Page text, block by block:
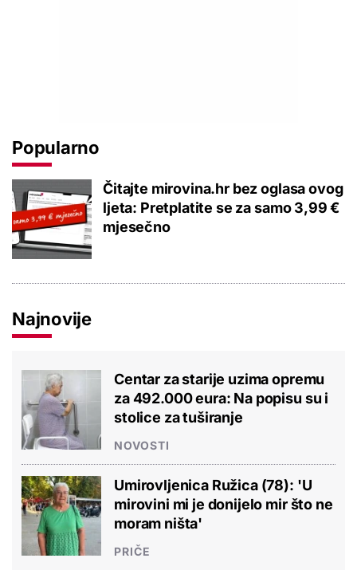
Popularno
Čitajte mirovina.hr bez oglasa ovog
ljeta: Pretplatite se za samo 3,99 €
mjesečno
Najnovije
Centar za starije uzima opremu
za 492.000 eura: Na popisu su i
stolice za tuširanje
NOVOSTI
Umirovljenica Ružica (78): 'U
mirovini mi je donijelo mir što ne
moram ništa'
PRIČE